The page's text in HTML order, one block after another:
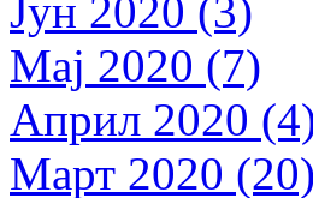
Јун 2020 (3)
Мај 2020 (7)
Април 2020
Март 2020 (20)